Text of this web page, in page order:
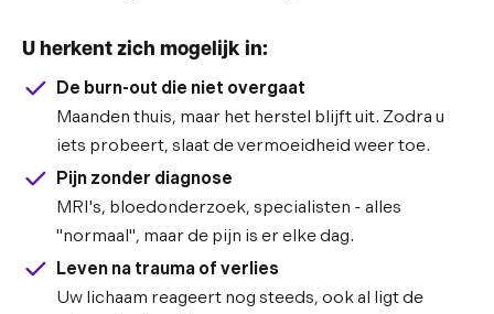
U herkent zich mogelijk in:
De burn-out die niet overgaat
Maanden thuis, maar het herstel blijft uit. Zodra u
iets probeert, slaat de vermoeidheid weer toe.
Pijn zonder diagnose
MRI's, bloedonderzoek, specialisten - alles
"normaal", maar de pijn is er elke dag.
Leven na trauma of verlies
Uw lichaam reageert nog steeds, ook al ligt de